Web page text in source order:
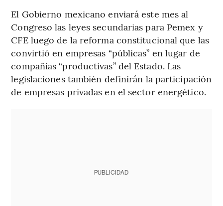
El Gobierno mexicano enviará este mes al
Congreso las leyes secundarias para Pemex y
CFE luego de la reforma constitucional que las
convirtió en empresas “públicas” en lugar de
compañías “productivas” del Estado. Las
legislaciones también definirán la participación
de empresas privadas en el sector energético.
PUBLICIDAD